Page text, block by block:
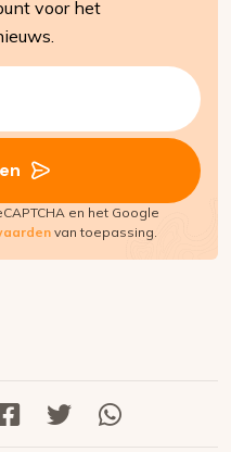
voor het
en het Google
van toepassing.
Deel
Deel